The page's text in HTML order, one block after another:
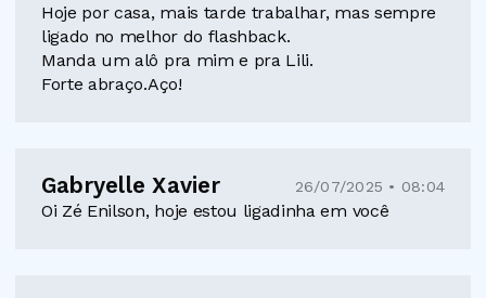
Hoje por casa, mais tarde trabalhar, mas sempre
ligado no melhor do flashback.
Manda um alô pra mim e pra Lili.
Forte abraço.Aço!
Gabryelle Xavier 26/07/2025 • 08:04
Oi Zé Enilson, hoje estou ligadinha em você